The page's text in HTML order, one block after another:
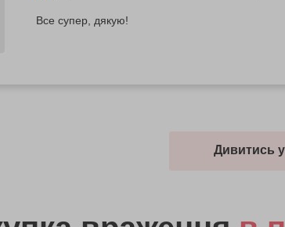
Все супер, дякую!
Дивитись